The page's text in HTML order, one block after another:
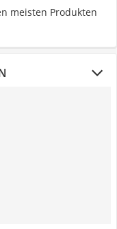
meisten Produkten